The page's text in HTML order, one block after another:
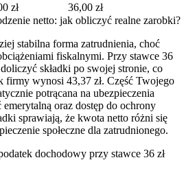
zł
36,00 zł
netto: jak obliczyć realne zarobki?
stabilna forma zatrudnienia, choć
fiskalnymi. Przy stawce 36
składki po swojej stronie, co
firmy wynosi 43,37 zł. Część Twojego
potrącana na ubezpieczenia
emerytalną oraz dostęp do ochrony
sprawiają, że kwota netto różni się
społeczne dla zatrudnionego.
dochodowy przy stawce 36 zł